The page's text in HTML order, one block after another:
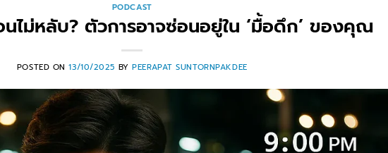
PODCAST
ไม่หลับ? ตัวการอาจซ่อนอยู่ใน ‘มื้อดึก’ ของคุณ
POSTED ON13/10/2025 BYPEERAPAT SUNTORNPAKDEE